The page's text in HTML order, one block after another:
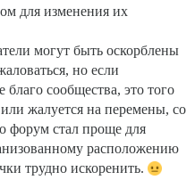
для изменения их
могут быть оскорблены
но если
сообщества, это того
жалуется на перемены, со
форум стал проще для
расположению
трудно искоренить.